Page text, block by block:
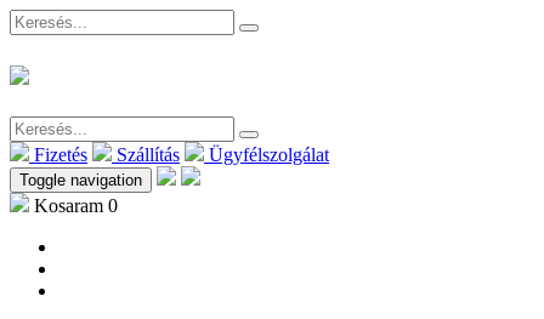
Fizetés Szállítás Ügyfélszolgálat
Toggle navigation
Kosaram 0